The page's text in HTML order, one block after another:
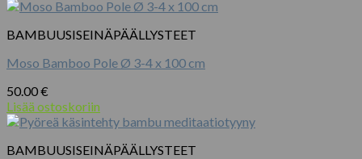
BAMBUUSISEINÄPÄÄLLYSTEET
Moso Bamboo Pole Ø 3-4 x 100 cm
50.00€
Lisää ostoskoriin
BAMBUUSISEINÄPÄÄLLYSTEET